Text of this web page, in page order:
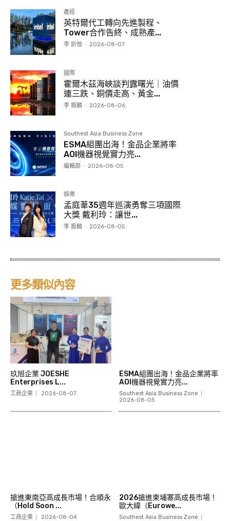
產經
英特爾代工轉向先進製程、
Tower合作告終、成熟產...
李 訢愷 - 2026-08-07
國際
霍爾木茲海峽談判露曙光｜油價
連三跌、銅價走高、黃金...
李 振麟 - 2026-08-06
Southest Asia Business Zone
ESMA組團出海！金品企業將率
AOI機器視覺實力亮...
編輯部 - 2026-08-05
娛樂
孟庭葦35週年巡演勇奪三項國際
大獎 戴利玲：讓世...
李 振麟 - 2026-08-05
更多類似內容
玖旭企業 JOESHE
Enterprises L...
工商企業 2026-08-07
ESMA組團出海！金品企業將率
AOI機器視覺實力亮...
Southest Asia Business Zone
2026-08-05
搶進東南亞高成長市場！合順永
（Hold Soon ...
工商企業 2026-08-04
2026搶進柬埔寨高成長市場！
歐大緯（Eurowe...
Southest Asia Business Zone